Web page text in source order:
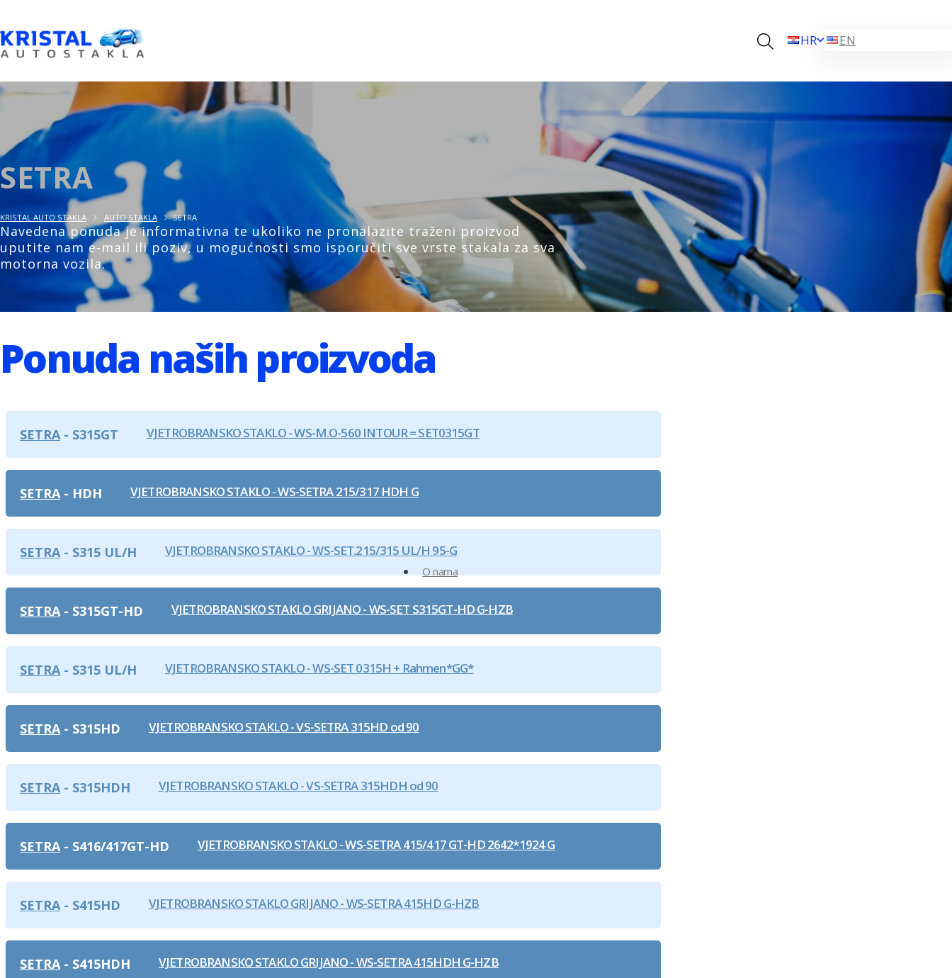
O nama
HR EN
SETRA
KRISTAL AUTO STAKLA AUTO STAKLA SETRA
Navedena ponuda je informativna te ukoliko ne pronalazite traženi proizvod
uputite nam e-mail ili poziv, u mogućnosti smo isporučiti sve vrste stakala za sva
motorna vozila.
Ponuda naših proizvoda
SETRA VJETROBRANSKO STAKLO - WS-M.O-560 INTOUR = SET0315GT
S315GT
SETRA VJETROBRANSKO STAKLO - WS-SETRA 215/317 HDH G
HDH
SETRA VJETROBRANSKO STAKLO - WS-SET.215/315 UL/H 95-G
S315 UL/H
SETRA VJETROBRANSKO STAKLO GRIJANO - WS-SET S315GT-HD G-HZB
S315GT-HD
SETRA VJETROBRANSKO STAKLO - WS-SET 0315H + Rahmen*GG*
S315 UL/H
SETRA VJETROBRANSKO STAKLO - VS-SETRA 315HD od 90
S315HD
SETRA VJETROBRANSKO STAKLO - VS-SETRA 315HDH od 90
S315HDH
SETRA VJETROBRANSKO STAKLO - WS-SETRA 415/417 GT-HD 2642*1924 G
S416/417GT-HD
SETRA VJETROBRANSKO STAKLO GRIJANO - WS-SETRA 415HD G-HZB
S415HD
SETRA VJETROBRANSKO STAKLO GRIJANO - WS-SETRA 415HDH G-HZB
S415HDH